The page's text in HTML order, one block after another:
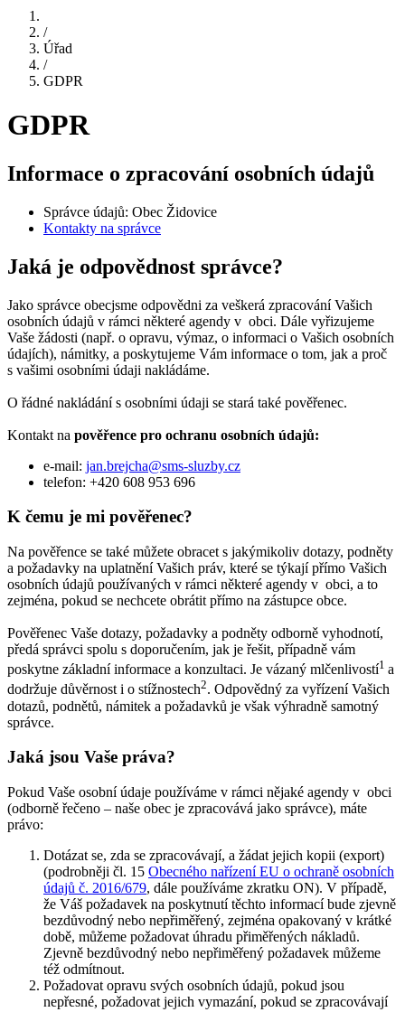
/
Úřad
/
GDPR
GDPR
Informace o zpracování osobních údajů
Správce údajů: Obec Židovice
Kontakty na správce
Jaká je odpovědnost správce?
Jako správce obecjsme odpovědni za veškerá zpracování Vašich
osobních údajů v rámci některé agendy v obci. Dále vyřizujeme
Vaše žádosti (např. o opravu, výmaz, o informaci o Vašich osobních
údajích), námitky, a poskytujeme Vám informace o tom, jak a proč
s vašimi osobními údaji nakládáme.
O řádné nakládání s osobními údaji se stará také pověřenec.
Kontakt na pověřence pro ochranu osobních údajů:
e-mail: jan.brejcha@sms-sluzby.cz
telefon: +420 608 953 696
K čemu je mi pověřenec?
Na pověřence se také můžete obracet s jakýmikoliv dotazy, podněty
a požadavky na uplatnění Vašich práv, které se týkají přímo Vašich
osobních údajů používaných v rámci některé agendy v obci, a to
zejména, pokud se nechcete obrátit přímo na zástupce obce.
Pověřenec Vaše dotazy, požadavky a podněty odborně vyhodnotí,
předá správci spolu s doporučením, jak je řešit, případně vám
poskytne základní informace a konzultaci. Je vázaný mlčenlivostí1 a
dodržuje důvěrnost i o stížnostech2. Odpovědný za vyřízení Vašich
dotazů, podnětů, námitek a požadavků je však výhradně samotný
správce.
Jaká jsou Vaše práva?
Pokud Vaše osobní údaje používáme v rámci nějaké agendy v obci
(odborně řečeno – naše obec je zpracovává jako správce), máte
právo:
Dotázat se, zda se zpracovávají, a žádat jejich kopii (export)
(podrobněji čl. 15 Obecného nařízení EU o ochraně osobních
údajů č. 2016/679, dále používáme zkratku ON). V případě,
že Váš požadavek na poskytnutí těchto informací bude zjevně
bezdůvodný nebo nepřiměřený, zejména opakovaný v krátké
době, můžeme požadovat úhradu přiměřených nákladů.
Zjevně bezdůvodný nebo nepřiměřený požadavek můžeme
též odmítnout.
Požadovat opravu svých osobních údajů, pokud jsou
nepřesné, požadovat jejich vymazání, pokud se zpracovávají